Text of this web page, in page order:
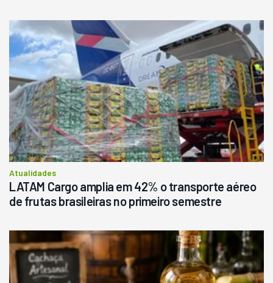
Atualidades
LATAM Cargo amplia em 42% o transporte aéreo
de frutas brasileiras no primeiro semestre